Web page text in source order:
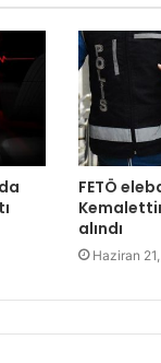
FETÖ
alındı
Haziran